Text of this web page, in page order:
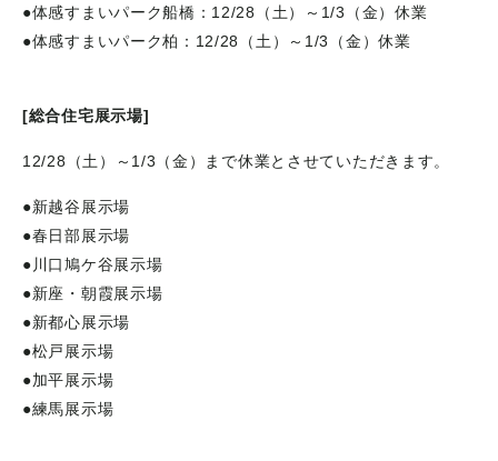
●体感すまいパーク船橋：12/28（土）～1/3（金）休業
●体感すまいパーク柏：12/28（土）～1/3（金）休業
[総合住宅展示場]
12/28（土）～1/3（金）まで休業とさせていただきます。
●新越谷展示場
●春日部展示場
●川口鳩ケ谷展示場
●新座・朝霞展示場
●新都心展示場
●松戸展示場
●加平展示場
●練馬展示場